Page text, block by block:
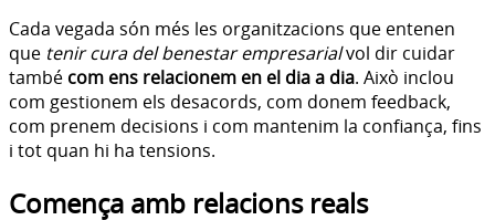
Cada vegada són més les organitzacions que entenen
que tenir cura del benestar empresarialvol dir cuidar
també com ens relacionem en el dia a dia. Això inclou
com gestionem els desacords, com donem feedback,
com prenem decisions i com mantenim la confiança, fins
i tot quan hi ha tensions.
Comença amb relacions reals